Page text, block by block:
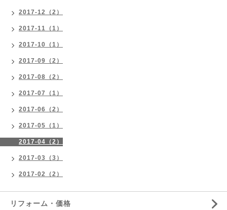
2017-12（2）
2017-11（1）
2017-10（1）
2017-09（2）
2017-08（2）
2017-07（1）
2017-06（2）
2017-05（1）
2017-04（2）
2017-03（3）
2017-02（2）
リフォーム・価格